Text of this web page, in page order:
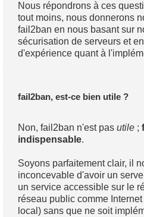
Nous répondrons à ces
tout moins, nous donnerons
fail2ban en nous basant sur
sécurisation de serveurs et
d'expérience quant à
fail2ban, est-ce bien utile ?
Non, fail2ban n'est pasutile ;
indispensable.
Soyons parfaitement clair, il
inconcevable d'avoir un
un service accessible sur le
réseau public comme
local) sans que ne soit